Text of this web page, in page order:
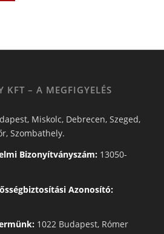
KFT – A MEGFIGYELÉS
Miskolc, Debrecen, Szeged,
Szombathely.
Bizonyítványszám:13050-
Azonosító:
1022 Budapest, Rómer